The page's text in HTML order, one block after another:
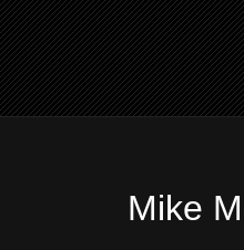
Mike